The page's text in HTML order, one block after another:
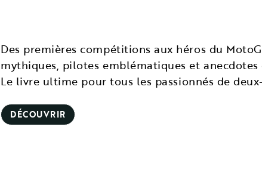
Des premières compétitions aux héros du
mythiques, pilotes emblématiques et anecdotes
Le livre ultime pour tous les passionnés de
DÉCOUVRIR